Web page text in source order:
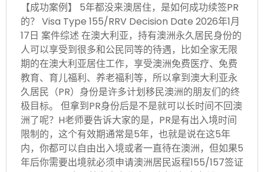
【成功案例】 5年都没来澳居住，是如何成功续签PR
的？ Visa Type 155/RRV Decision Date 2026年1月
17日 案件综述 在澳大利亚，持有澳洲永久居民身份的
人可以享受到很多和公民同等的待遇，比如全家无限
期的在澳大利亚居住工作，享受澳洲免费医疗、免费
教育、育儿福利、养老福利等，所以拿到澳大利亚永
久居民（PR）身份是许多计划移民澳洲的朋友们的终
极目标。 但拿到PR身份后是不是就可以长时间不回澳
洲了呢？H老师要告诉大家的是，PR是有出入境时间
限制的，这个有效期通常是5年，也就是说在这5年
内，你都可以自由出入境或者一直待在澳洲，但如果5
年后你需要出境就必须申请澳洲居民返程155/157签证